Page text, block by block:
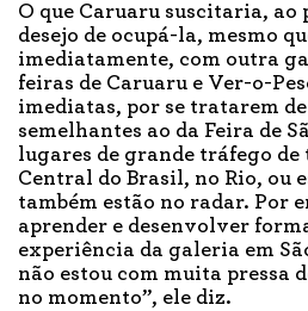
O que Caruaru suscitaria, ao
desejo de ocupá-la, mesmo
imediatamente, com outra
feiras de Caruaru e Ver-o-
imediatas, por se tratarem
semelhantes ao da Feira de
lugares de grande tráfego de
Central do Brasil, no Rio, ou
também estão no radar. Por
aprender e desenvolver
experiência da galeria em
não estou com muita pressa
no momento”, ele diz.